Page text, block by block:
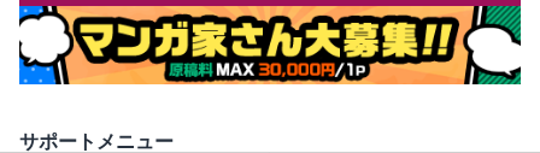
サポートメニュー